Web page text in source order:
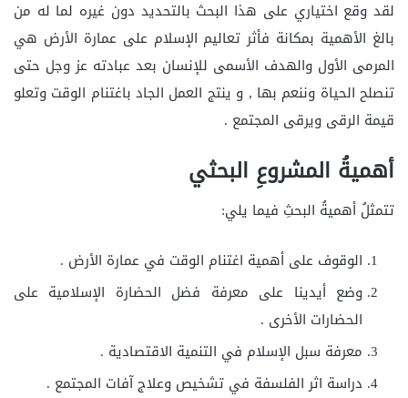
لقد وقع اختياري على هذا البحث بالتحديد دون غيره لما له من
بالغ الأهمية بمكانة فأثر تعاليم الإسلام على عمارة الأرض هي
المرمى الأول والهدف الأسمى للإنسان بعد عبادته عز وجل حتى
تنصلح الحياة وننعم بها , و ينتج العمل الجاد باغتنام الوقت وتعلو
قيمة الرقى ويرقى المجتمع .
أهميةُ المشروعِ البحثي
تتمثلُ أهميةُ البحثِ فيما يلي:
الوقوف على أهمية اغتنام الوقت في عمارة الأرض .
وضع أيدينا على معرفة فضل الحضارة الإسلامية على
الحضارات الأخرى .
معرفة سبل الإسلام في التنمية الاقتصادية .
دراسة اثر الفلسفة في تشخيص وعلاج آفات المجتمع .